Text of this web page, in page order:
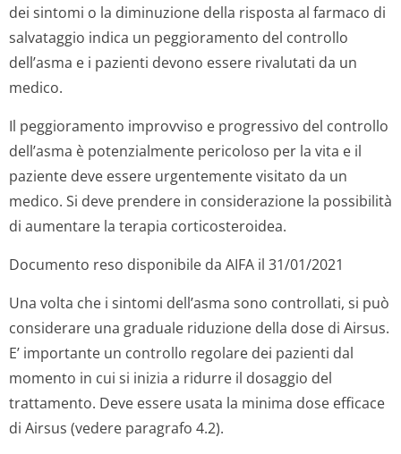
dei sintomi o la diminuzione della risposta al farmaco di
salvataggio indica un peggioramento del controllo
dell’asma e i pazienti devono essere rivalutati da un
medico.
Il peggioramento improvviso e progressivo del controllo
dell’asma è potenzialmente pericoloso per la vita e il
paziente deve essere urgentemente visitato da un
medico. Si deve prendere in considerazione la possibilità
di aumentare la terapia corticosteroidea.
Documento reso disponibile da AIFA il 31/01/2021
Una volta che i sintomi dell’asma sono controllati, si può
considerare una graduale riduzione della dose di Airsus.
E’ importante un controllo regolare dei pazienti dal
momento in cui si inizia a ridurre il dosaggio del
trattamento. Deve essere usata la minima dose efficace
di Airsus (vedere paragrafo 4.2).